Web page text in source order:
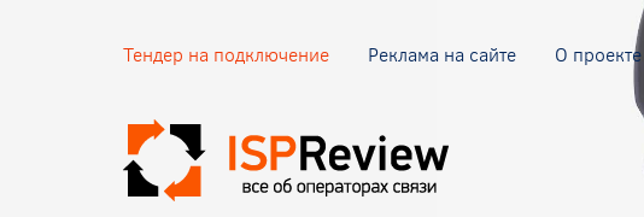
Тендер на подключение Реклама на сайте О проекте